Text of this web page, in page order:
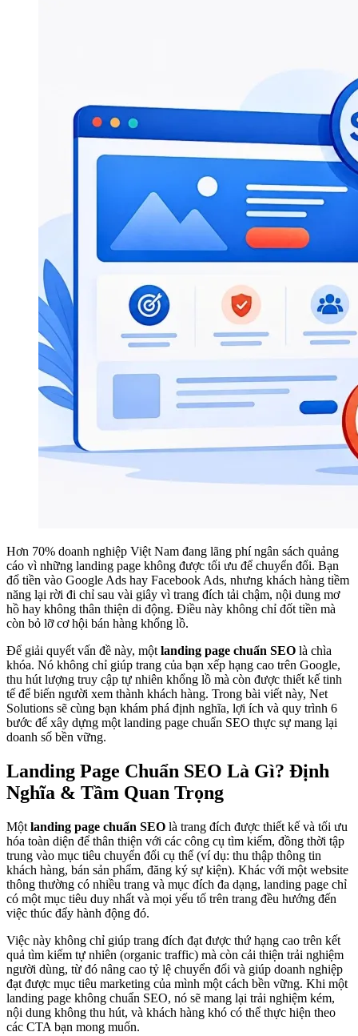
Hơn 70% doanh nghiệp Việt Nam đang lãng phí ngân sách quảng
cáo vì những landing page không được tối ưu để chuyển đổi. Bạn
đổ tiền vào Google Ads hay Facebook Ads, nhưng khách hàng tiềm
năng lại rời đi chỉ sau vài giây vì trang đích tải chậm, nội dung mơ
hồ hay không thân thiện di động. Điều này không chỉ đốt tiền mà
còn bỏ lỡ cơ hội bán hàng khổng lồ.
Để giải quyết vấn đề này, một landing page chuẩn SEO là chìa
khóa. Nó không chỉ giúp trang của bạn xếp hạng cao trên Google,
thu hút lượng truy cập tự nhiên khổng lồ mà còn được thiết kế tinh
tế để biến người xem thành khách hàng. Trong bài viết này, Net
Solutions sẽ cùng bạn khám phá định nghĩa, lợi ích và quy trình 6
bước để xây dựng một landing page chuẩn SEO thực sự mang lại
doanh số bền vững.
Landing Page Chuẩn SEO Là Gì? Định
Nghĩa & Tầm Quan Trọng
Một landing page chuẩn SEO là trang đích được thiết kế và tối ưu
hóa toàn diện để thân thiện với các công cụ tìm kiếm, đồng thời tập
trung vào mục tiêu chuyển đổi cụ thể (ví dụ: thu thập thông tin
khách hàng, bán sản phẩm, đăng ký sự kiện). Khác với một website
thông thường có nhiều trang và mục đích đa dạng, landing page chỉ
có một mục tiêu duy nhất và mọi yếu tố trên trang đều hướng đến
việc thúc đẩy hành động đó.
Việc này không chỉ giúp trang đích đạt được thứ hạng cao trên kết
quả tìm kiếm tự nhiên (organic traffic) mà còn cải thiện trải nghiệm
người dùng, từ đó nâng cao tỷ lệ chuyển đổi và giúp doanh nghiệp
đạt được mục tiêu marketing của mình một cách bền vững. Khi một
landing page không chuẩn SEO, nó sẽ mang lại trải nghiệm kém,
nội dung không thu hút, và khách hàng khó có thể thực hiện theo
các CTA bạn mong muốn.